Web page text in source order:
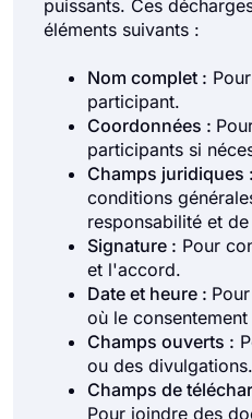
puissants. Ces
éléments suivants :
Nom complet :
participant.
Coordonnées :
participants si
Champs juridiques :
conditions
responsabilité et
Signature : Pour
et l'accord.
Date et heure :
où le
Champs ouverts :
ou des divulgations.
Champs de
Pour joindre des